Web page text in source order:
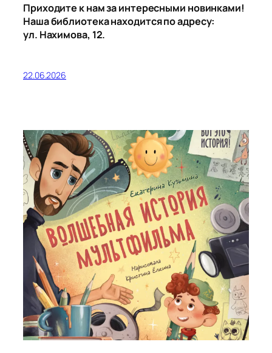
Приходите к нам за интересными новинками!
Наша библиотека находится по адресу:
ул. Нахимова, 12.
22.06.2026